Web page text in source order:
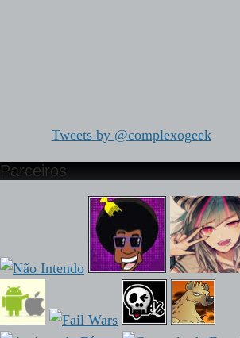
Tweets by @complexogeek
Parceiros